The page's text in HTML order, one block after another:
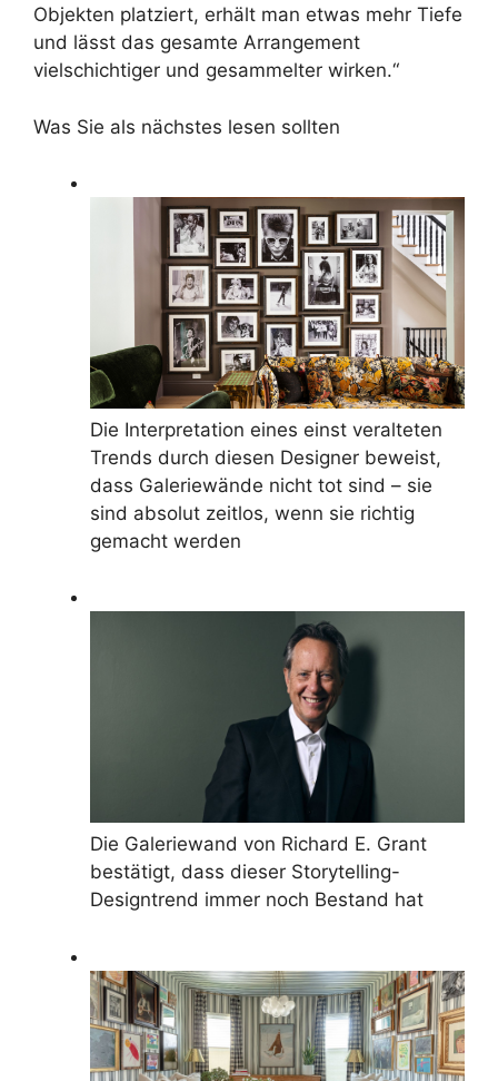
Objekten platziert, erhält man etwas mehr Tiefe
und lässt das gesamte Arrangement
vielschichtiger und gesammelter wirken.“
Was Sie als nächstes lesen sollten
Die Interpretation eines einst veralteten
Trends durch diesen Designer beweist,
dass Galeriewände nicht tot sind – sie
sind absolut zeitlos, wenn sie richtig
gemacht werden
Die Galeriewand von Richard E. Grant
bestätigt, dass dieser Storytelling-
Designtrend immer noch Bestand hat